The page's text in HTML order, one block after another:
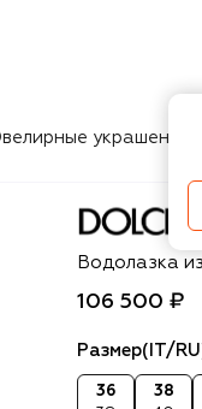
украшения
Dolce &
Водолазка
106 500 ₽
Размер(IT/
36
38